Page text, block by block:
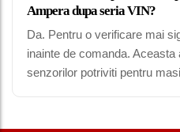
Ampera dupa seria VIN?
Da. Pentru o verificare mai
inainte de comanda.
senzorilor potriviti pentru